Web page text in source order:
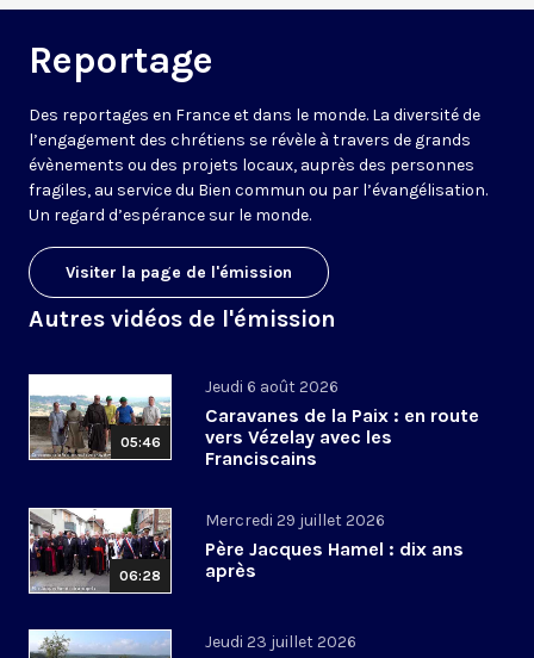
Reportage
Des reportages en France et dans le monde. La diversité de
l’engagement des chrétiens se révèle à travers de grands
évènements ou des projets locaux, auprès des personnes
fragiles, au service du Bien commun ou par l’évangélisation.
Un regard d’espérance sur le monde.
Visiter la page de l'émission
Autres vidéos de l'émission
05:46
Jeudi 6 août 2026
Caravanes de la Paix : en route
vers Vézelay avec les
Franciscains
06:28
Mercredi 29 juillet 2026
Père Jacques Hamel : dix ans
après
Jeudi 23 juillet 2026